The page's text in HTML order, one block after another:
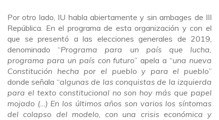
Por otro lado, IU habla abiertamente y sin ambages de III
República. En el programa de esta organización y con el
que se presentó a las elecciones generales de 2019,
denominado “Programa para un país que lucha,
programa para un país con futuro” apela a “una nueva
Constitución hecha por el pueblo y para el pueblo”
donde señala “algunas de las conquistas de la izquierda
para el texto constitucional no son hoy más que papel
mojado (…) En los últimos años son varios los síntomas
del colapso del modelo, con una crisis económica y